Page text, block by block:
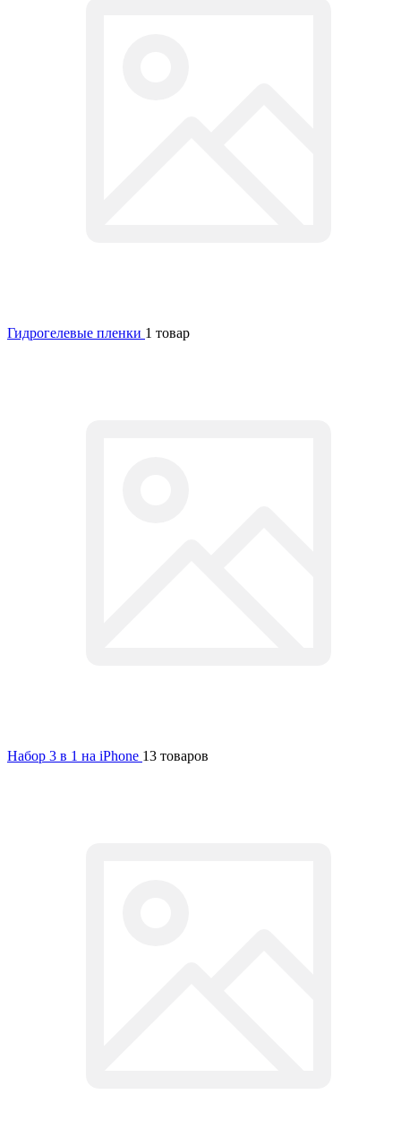
Гидрогелевые пленки 1 товар
Набор 3 в 1 на iPhone 13 товаров